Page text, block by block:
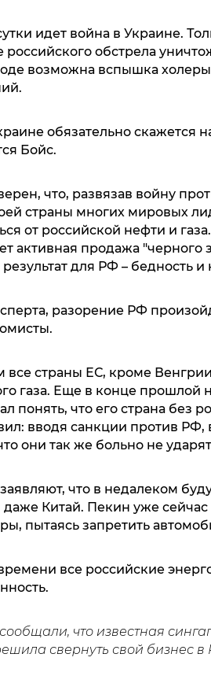
идет война в Украине.
российского обстрела
возможна вспышка
обязательно скажется
Бойс.
что, развязав войну
страны многих мировых
от российской нефти и
активная продажа "черного
для РФ – бедность и
разорение РФ
страны ЕС, кроме Венгрии,
газа. Еще в конце
понять, что его страна без
вводя санкции против РФ,
они так же больно не
что в недалеком
даже Китай. Пекин уже
пытаясь запретить
все российские
что известная
свернуть свой бизнес в